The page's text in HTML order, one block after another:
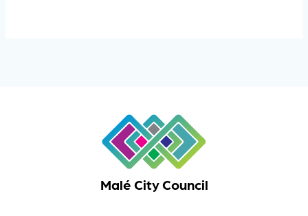
Malé City Council